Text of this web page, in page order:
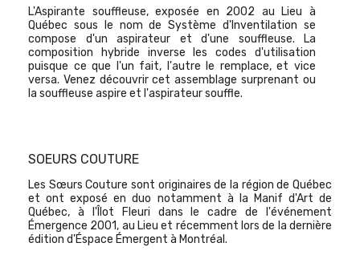
L'Aspirante souffleuse, exposée en 2002 au Lieu à
Québec sous le nom de Système d'Inventilation se
compose d'un aspirateur et d'une souffleuse. La
composition hybride inverse les codes d'utilisation
puisque ce que l'un fait, l'autre le remplace, et vice
versa. Venez découvrir cet assemblage surprenant ou
la souffleuse aspire et l'aspirateur souffle.
SOEURS COUTURE
Les Sœurs Couture sont originaires de la région de Québec
et ont exposé en duo notamment à la Manif d'Art de
Québec, à l'Îlot Fleuri dans le cadre de l'événement
Émergence 2001, au Lieu et récemment lors de la dernière
édition d'Éspace Émergent à Montréal.